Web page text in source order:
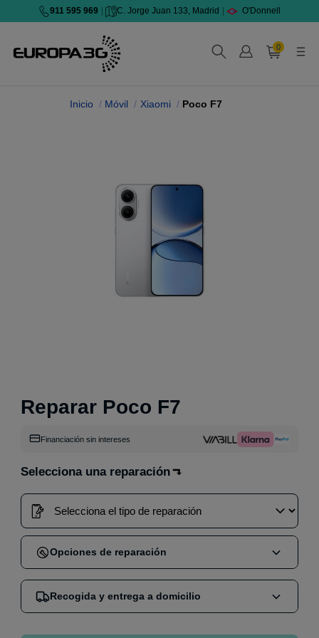
911 595 969 C. Jorge Juan 133, Madrid O'Donnell
0
Inicio Móvil Xiaomi Poco F7
Reparar Poco F7
Financiación sin intereses
Selecciona una reparación
Opciones de reparación
Cuando compras una reparación en nuestra web,
puedes elegir entre dos opciones:
Recogida y entrega a domicilio
Nos encargamos de mandar un mensajero por GLS